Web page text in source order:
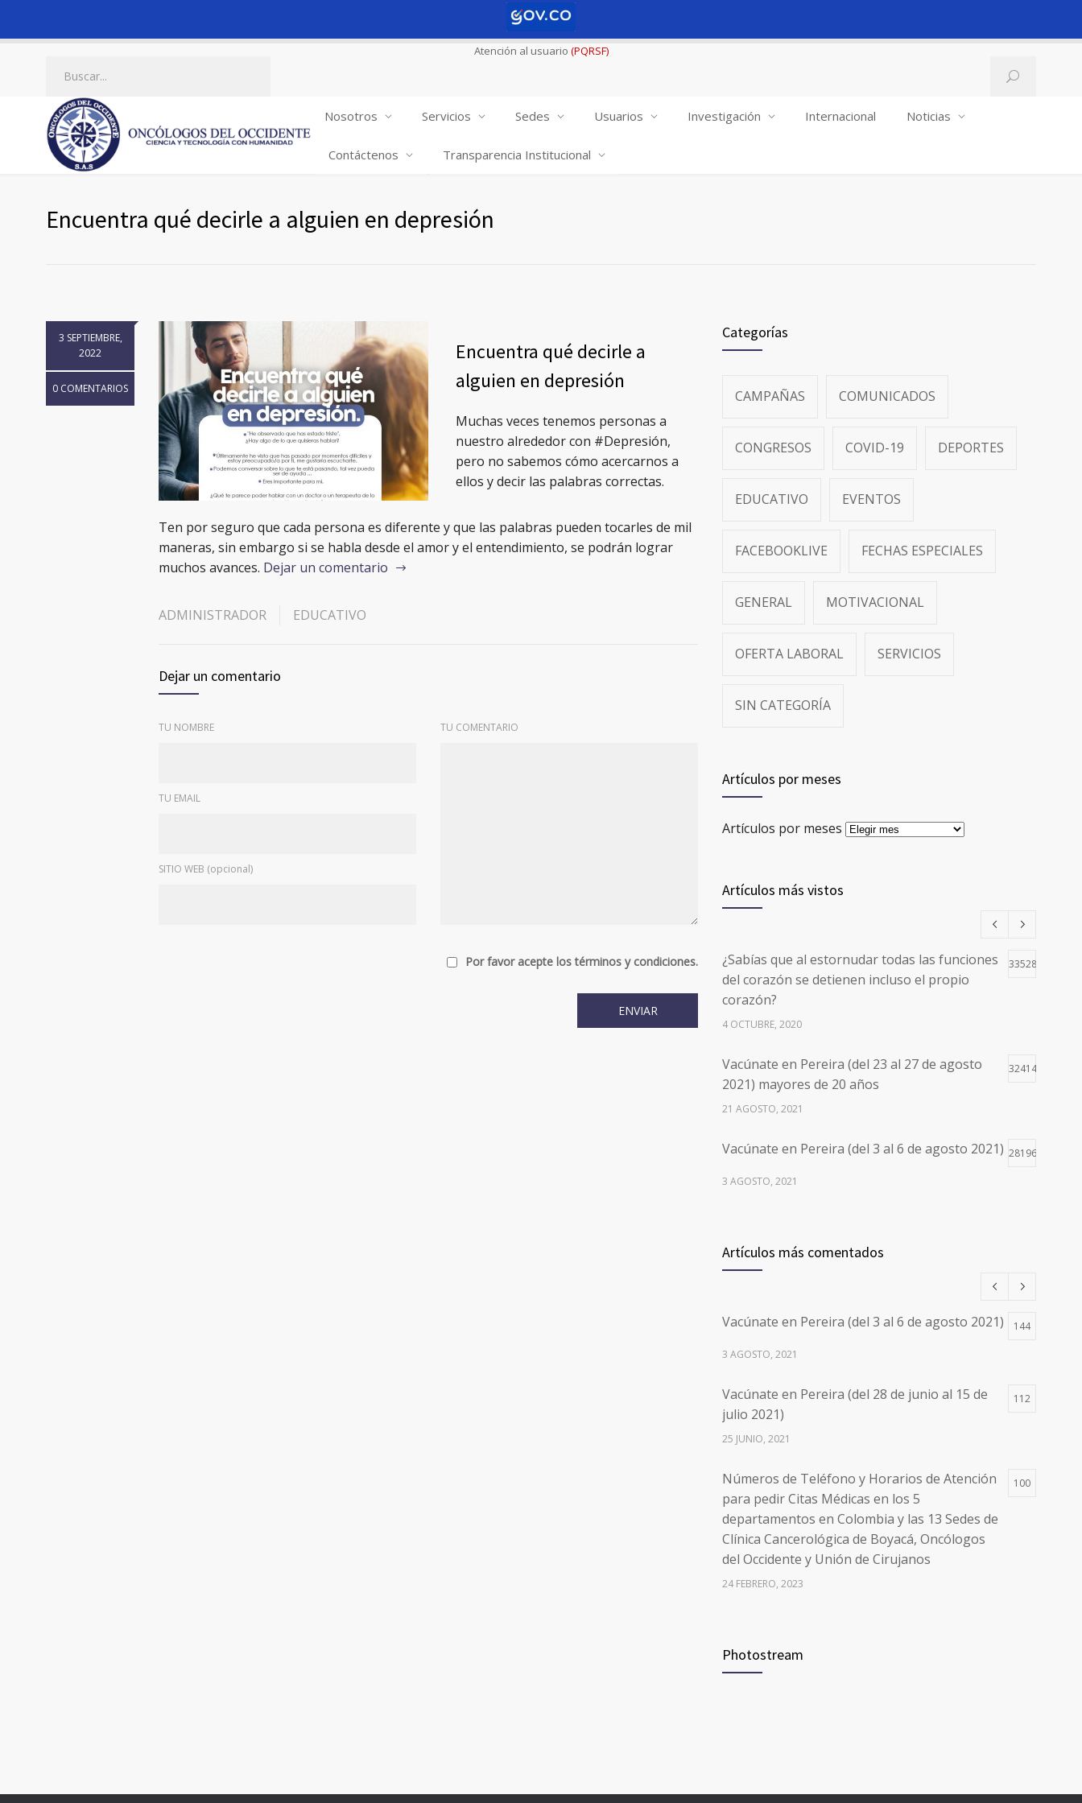
Atención al usuario (PQRSF)
Nosotros Servicios Sedes Usuarios Investigación Internacional Noticias
Contáctenos Transparencia Institucional
Encuentra qué decirle a alguien en depresión
3 SEPTIEMBRE,
2022
0 COMENTARIOS
Encuentra qué decirle a
alguien en depresión
Muchas veces tenemos personas a
nuestro alrededor con #Depresión,
pero no sabemos cómo acercarnos a
ellos y decir las palabras correctas.
Ten por seguro que cada persona es diferente y que las palabras pueden tocarles de mil
maneras, sin embargo si se habla desde el amor y el entendimiento, se podrán lograr
muchos avances. Dejar un comentario
ADMINISTRADOR EDUCATIVO
Dejar un comentario
TU NOMBRE
TU EMAIL
SITIO WEB (opcional)
TU COMENTARIO
Por favor acepte los términos y condiciones.
Categorías
CAMPAÑAS COMUNICADOS
CONGRESOS COVID-19 DEPORTES
EDUCATIVO EVENTOS
FACEBOOKLIVE FECHAS ESPECIALES
GENERAL MOTIVACIONAL
OFERTA LABORAL SERVICIOS
SIN CATEGORÍA
Artículos por meses
Artículos por meses
Artículos más vistos
¿Sabías que al estornudar todas las funciones
del corazón se detienen incluso el propio
corazón?
33528
4 OCTUBRE, 2020
Vacúnate en Pereira (del 23 al 27 de agosto
2021) mayores de 20 años
32414
21 AGOSTO, 2021
Vacúnate en Pereira (del 3 al 6 de agosto 2021) 28196
3 AGOSTO, 2021
2021) mayores de 20 años
para pedir Citas Médicas en los 5
del Occidente y Unión de Cirujanos
24 FEBRERO, 2023
Artículos más comentados
Vacúnate en Pereira (del 3 al 6 de agosto 2021) 144
3 AGOSTO, 2021
Vacúnate en Pereira (del 28 de junio al 15 de
julio 2021)
112
25 JUNIO, 2021
Números de Teléfono y Horarios de Atención
para pedir Citas Médicas en los 5
departamentos en Colombia y las 13 Sedes de
Clínica Cancerológica de Boyacá, Oncólogos
del Occidente y Unión de Cirujanos
100
24 FEBRERO, 2023
3 JUNIO, 2021
Photostream